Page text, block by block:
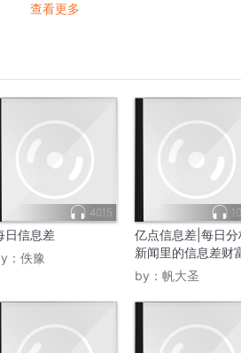
查看更多
4015
日信息差
： 佚豫
亿点信息差|每日分
新闻里的信息差财
by： 帆大圣